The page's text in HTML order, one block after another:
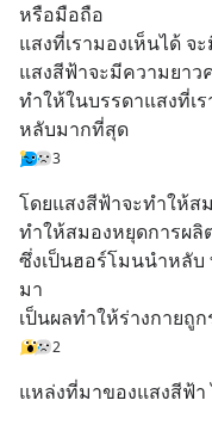
หรือมือถือ
แสงที่เรามองเห็นได้ จ
แสงสีฟ้าจะมีความยาว
ทำให้ในบรรดาแสงที่เ
หลับมากที่สุด
3
โดยแสงสีฟ้าจะทำให้ส
ทำให้สมองหยุดการผลิ
ซึ่งเป็นฮอร์โมนนำหลับ
มา
เป็นผลทำให้ร่างกายถู
2
แหล่งที่มาของแสงสีฟ้า